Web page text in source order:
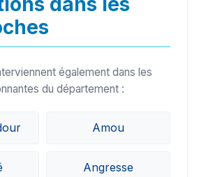
également dans les
du département :
Amou
Angresse